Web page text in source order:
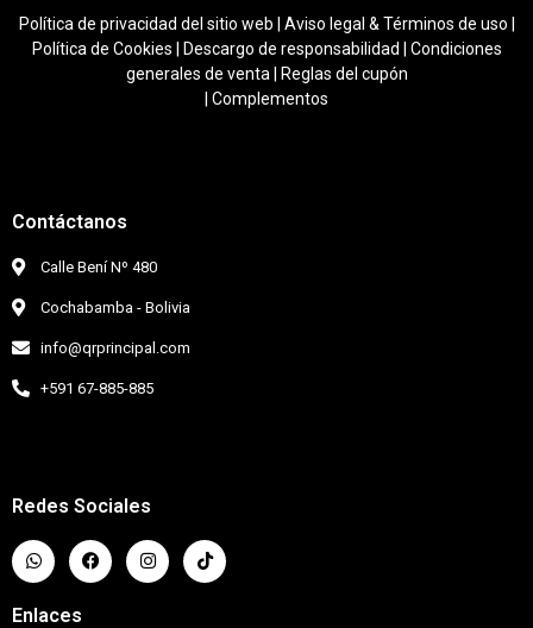
Política de privacidad del sitio web Aviso legal & Términos de uso
Política de Cookies
Descargo de responsabilidad
Condiciones
generales de venta
Reglas del cupón
Complementos
Contáctanos
Calle Bení Nº 480
Cochabamba - Bolivia
info@qrprincipal.com
+591 67-885-885
Redes Sociales
Enlaces